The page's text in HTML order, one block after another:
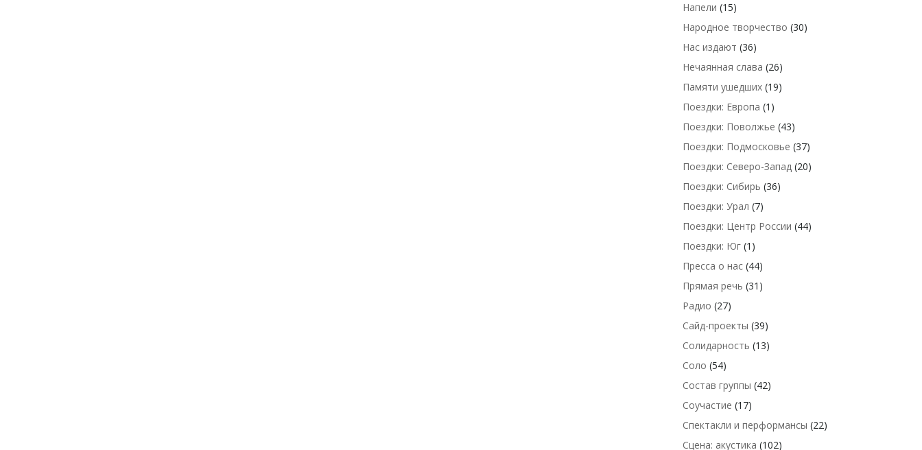
Напели (15)
Народное творчество (30)
Нас издают (36)
Нечаянная слава (26)
Памяти ушедших (19)
Поездки: Европа (1)
Поездки: Поволжье (43)
Поездки: Подмосковье (37)
Поездки: Северо-Запад (20)
Поездки: Сибирь (36)
Поездки: Урал (7)
Поездки: Центр России (44)
Поездки: Юг (1)
Пресса о нас (44)
Прямая речь (31)
Радио (27)
Сайд-проекты (39)
Солидарность (13)
Соло (54)
Состав группы (42)
Соучастие (17)
Спектакли и перформансы (22)
Сцена: акустика (102)